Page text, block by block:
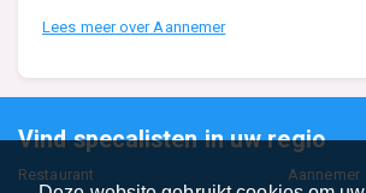
Lees meer over Aannemer
Vind specalisten in uw regio
Restaurant Aannemer